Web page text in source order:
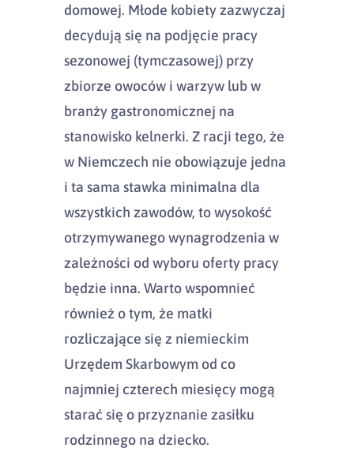
domowej. Młode kobiety zazwyczaj
decydują się na podjęcie pracy
sezonowej (tymczasowej) przy
zbiorze owoców i warzyw lub w
branży gastronomicznej na
stanowisko kelnerki. Z racji tego, że
w Niemczech nie obowiązuje jedna
i ta sama stawka minimalna dla
wszystkich zawodów, to wysokość
otrzymywanego wynagrodzenia w
zależności od wyboru oferty pracy
będzie inna. Warto wspomnieć
również o tym, że matki
rozliczające się z niemieckim
Urzędem Skarbowym od co
najmniej czterech miesięcy mogą
starać się o przyznanie zasiłku
rodzinnego na dziecko.